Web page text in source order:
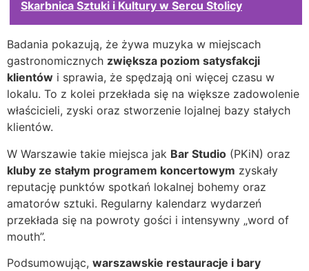
Skarbnica Sztuki i Kultury w Sercu Stolicy
Badania pokazują, że żywa muzyka w miejscach
gastronomicznych zwiększa poziom satysfakcji
klientów i sprawia, że spędzają oni więcej czasu w
lokalu. To z kolei przekłada się na większe zadowolenie
właścicieli, zyski oraz stworzenie lojalnej bazy stałych
klientów.
W Warszawie takie miejsca jak Bar Studio (PKiN) oraz
kluby ze stałym programem koncertowym zyskały
reputację punktów spotkań lokalnej bohemy oraz
amatorów sztuki. Regularny kalendarz wydarzeń
przekłada się na powroty gości i intensywny „word of
mouth”.
Podsumowując, warszawskie restauracje i bary